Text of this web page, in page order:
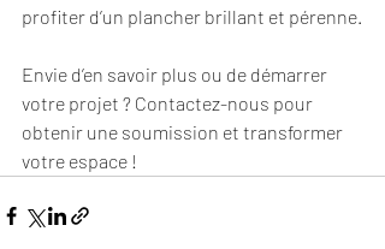
profiter d’un plancher brillant et pérenne.
Envie d’en savoir plus ou de démarrer
votre projet ? Contactez-nous pour
obtenir une soumission et transformer
votre espace !